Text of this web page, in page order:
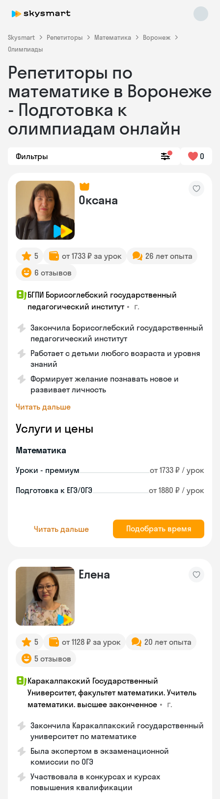
Skysmart Репетиторы Математика
Воронеж
Олимпиады
Репетиторы по
математике в Воронеже
- Подготовка к
олимпиадам онлайн
Фильтры 0
Оксана
5 от 1733 ₽ за урок
26 лет опыта
6 отзывов
БГПИ Борисоглебский государственный
педагогический институт • г.
Закончила Борисоглебский государственный
педагогический институт
Работает с детьми любого возраста и уровня
знаний
Формирует желание познавать новое и
развивает личность
Читать дальше
Услуги и цены
Математика
Уроки - премиум от 1733 ₽ / урок
Подготовка к ЕГЭ/ОГЭ от 1880 ₽ / урок
Читать дальше Подобрать время
Елена
5 от 1128 ₽ за урок
20 лет опыта
5 отзывов
Каракалпакский Государственный
Университет, факультет математики. Учитель
математики. высшее законченное • г.
Закончила Каракалпакский государственный
университет по математике
Была экспертом в экзаменационной
комиссии по ОГЭ
Участвовала в конкурсах и курсах
повышения квалификации
Skysmart Chat